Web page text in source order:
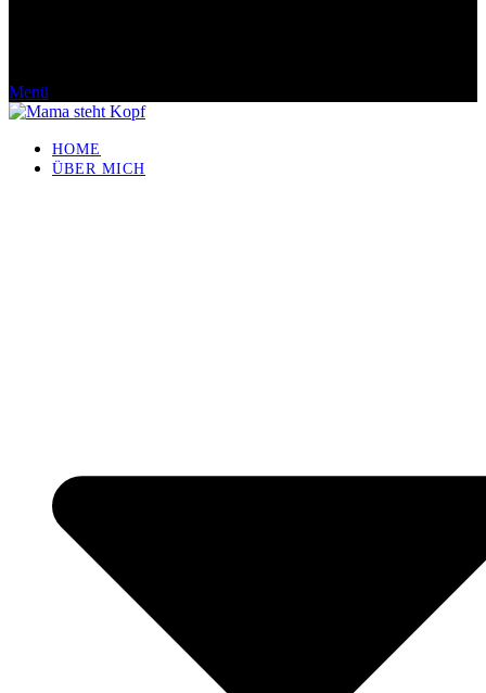
Menü
HOME
ÜBER MICH